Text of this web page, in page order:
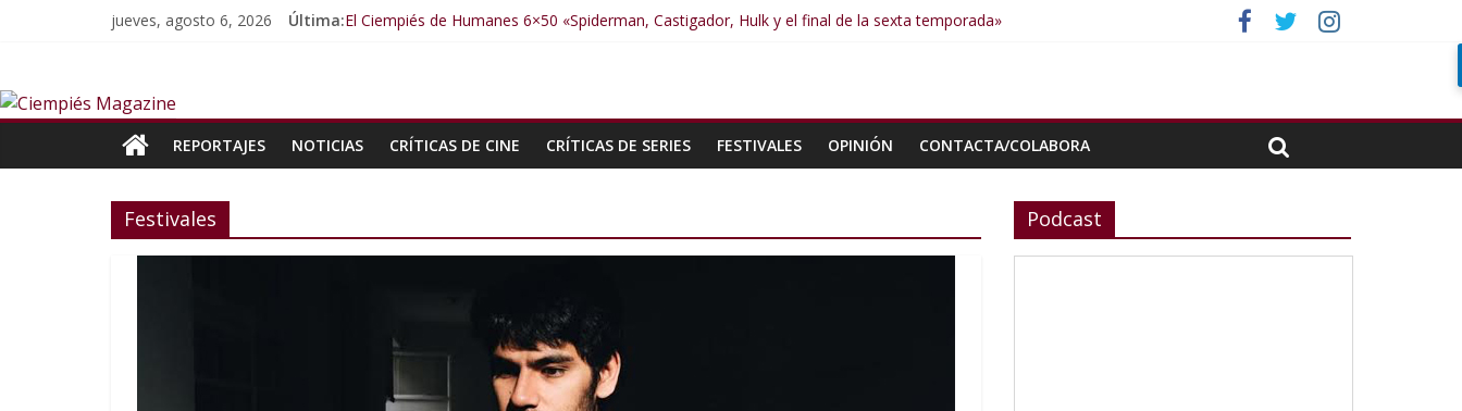
jueves, agosto 6, 2026 Última:El Ciempiés de Humanes 6×50 «Spiderman, Castigador, Hulk y el final de la sexta temporada»
El Ciempiés de Humanes 6×46 «Ciudadano Minion»
REPORTAJES
NOTICIAS CRÍTICAS DE CINE CRÍTICAS DE SERIES FESTIVALES OPINIÓN CONTACTA/COLABORA
Festivales Podcast